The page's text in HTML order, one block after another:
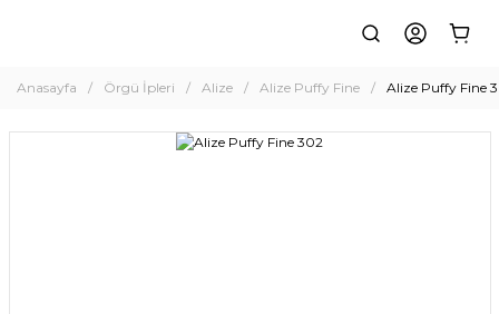
Anasayfa Örgü İpleri Alize Alize Puffy Fine Alize Puffy Fine